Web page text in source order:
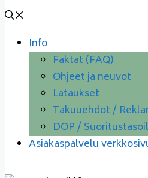
Info
Faktat (FAQ)
Ohjeet ja neuvot
Lataukset
Takuuehdot /
DOP /
Asiakaspalvelu